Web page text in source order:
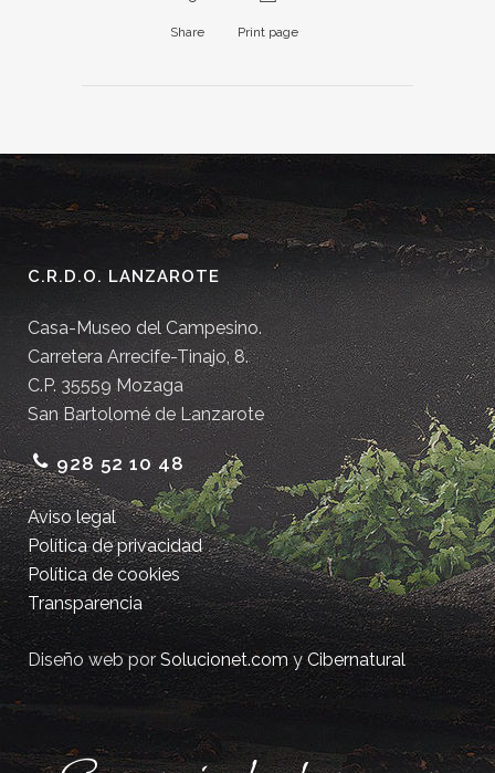
Share Print page
C.R.D.O. LANZAROTE
Casa-Museo del Campesino.
Carretera Arrecife-Tinajo, 8.
C.P. 35559 Mozaga
San Bartolomé de Lanzarote
928 52 10 48
Aviso legal
Política de privacidad
Política de cookies
Transparencia
Diseño web porSolucionet.comyCibernatural